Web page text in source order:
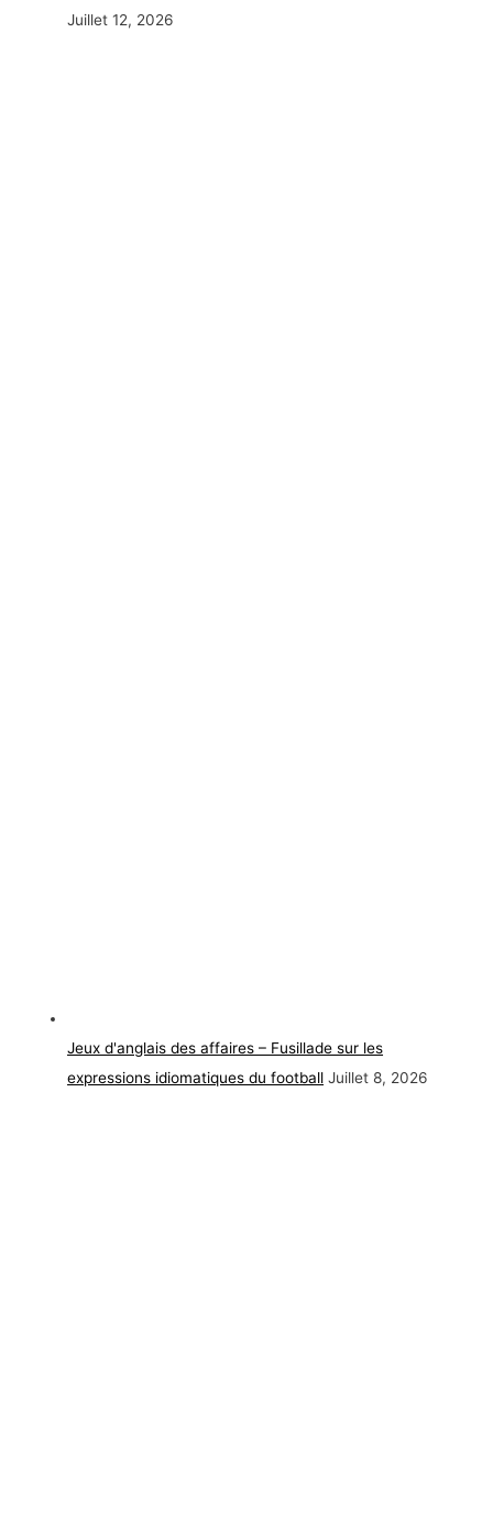
Juillet 12, 2026
Jeux d'anglais des affaires – Fusillade sur les
expressions idiomatiques du football Juillet 8, 2026